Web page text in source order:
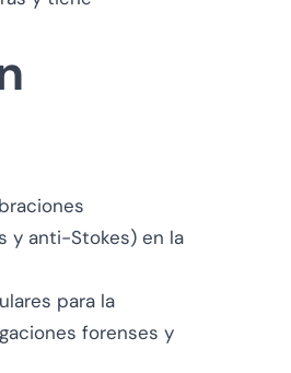
y anti-Stokes) en la
para la
forenses y